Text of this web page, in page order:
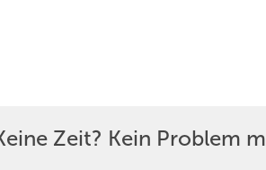
Zeit? Kein Problem